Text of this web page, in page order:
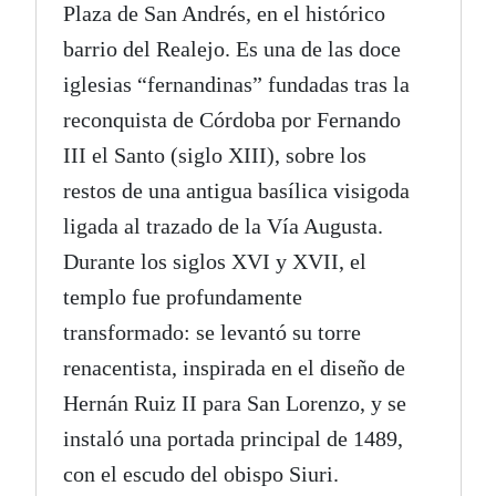
Plaza de San Andrés, en el histórico
barrio del Realejo. Es una de las doce
iglesias “fernandinas” fundadas tras la
reconquista de Córdoba por Fernando
III el Santo (siglo XIII), sobre los
restos de una antigua basílica visigoda
ligada al trazado de la Vía Augusta.
Durante los siglos XVI y XVII, el
templo fue profundamente
transformado: se levantó su torre
renacentista, inspirada en el diseño de
Hernán Ruiz II para San Lorenzo, y se
instaló una portada principal de 1489,
con el escudo del obispo Siuri.